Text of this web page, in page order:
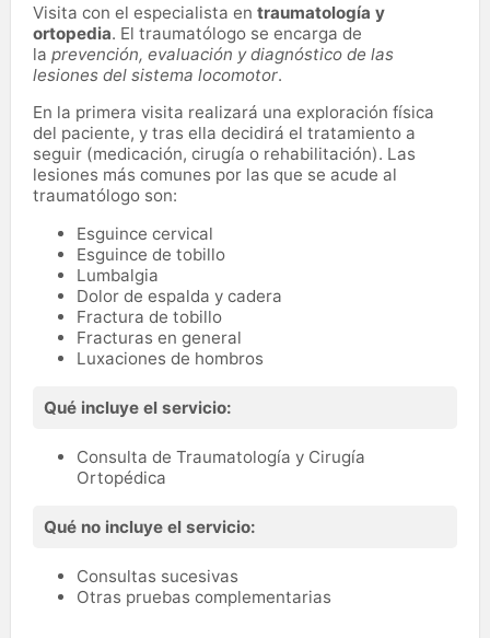
Visita con el especialista en traumatología y
ortopedia. El traumatólogo se encarga de
la prevención, evaluación y diagnóstico de las
lesiones del sistema locomotor.
En la primera visita realizará una exploración física
del paciente, y tras ella decidirá el tratamiento a
seguir (medicación, cirugía o rehabilitación). Las
lesiones más comunes por las que se acude al
traumatólogo son:
Esguince cervical
Esguince de tobillo
Lumbalgia
Dolor de espalda y cadera
Fractura de tobillo
Fracturas en general
Luxaciones de hombros
Qué incluye el servicio:
Consulta de Traumatología y Cirugía
Ortopédica
Qué no incluye el servicio:
Consultas sucesivas
Otras pruebas complementarias